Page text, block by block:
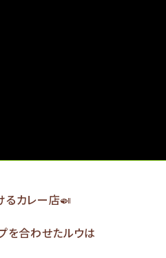
るカレー店🍛
を合わせたルウは